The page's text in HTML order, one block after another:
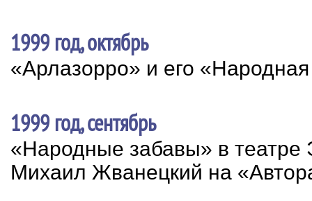
1999 год, октябрь
«Арлазорро» и его
1999 год, сентябрь
«Народные забавы» в театре
Михаил Жванецкий на